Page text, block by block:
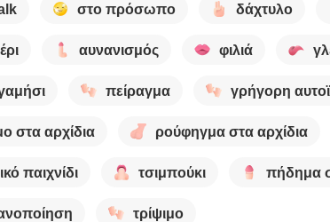
στο πρόσωπο δάχτυλο
αυνανισμός φιλιά
πείραγμα γρήγορη
στα αρχίδια ρούφηγμα στα αρχίδια
παιχνίδι τσιμπούκι πήδημα
τρίψιμο